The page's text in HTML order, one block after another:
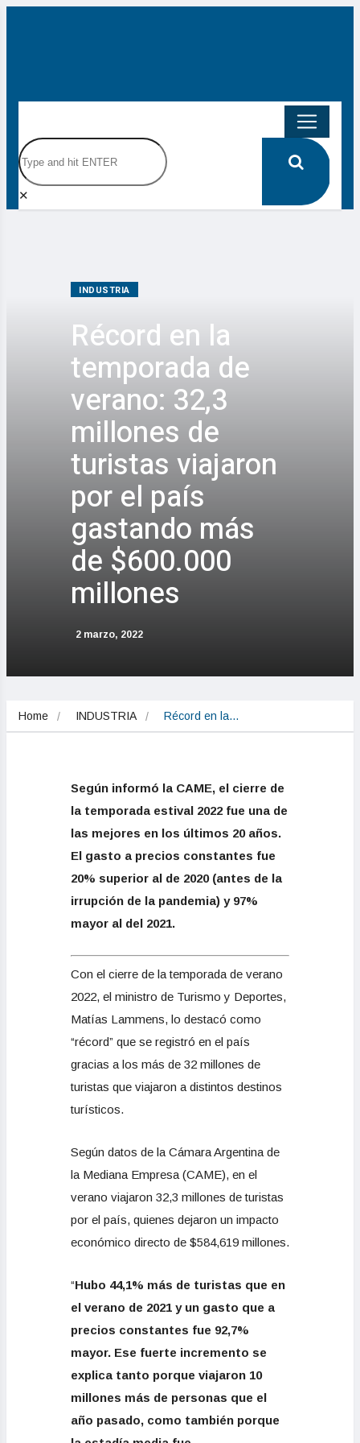
✕
INDUSTRIA
Récord en la
temporada de
verano: 32,3
millones de
turistas viajaron
por el país
gastando más
de $600.000
millones
2 marzo, 2022
Home INDUSTRIA Récord en la…
Según informó la CAME, el cierre de
la temporada estival 2022 fue una de
las mejores en los últimos 20 años.
El gasto a precios constantes fue
20% superior al de 2020 (antes de la
irrupción de la pandemia) y 97%
mayor al del 2021.
Con el cierre de la temporada de verano
2022, el ministro de Turismo y Deportes,
Matías Lammens, lo destacó como
“récord” que se registró en el país
gracias a los más de 32 millones de
turistas que viajaron a distintos destinos
turísticos.
Según datos de la Cámara Argentina de
la Mediana Empresa (CAME), en el
verano viajaron 32,3 millones de turistas
por el país, quienes dejaron un impacto
económico directo de $584,619 millones.
“Hubo 44,1% más de turistas que en
el verano de 2021 y un gasto que a
precios constantes fue 92,7%
mayor. Ese fuerte incremento se
explica tanto porque viajaron 10
millones más de personas que el
año pasado, como también porque